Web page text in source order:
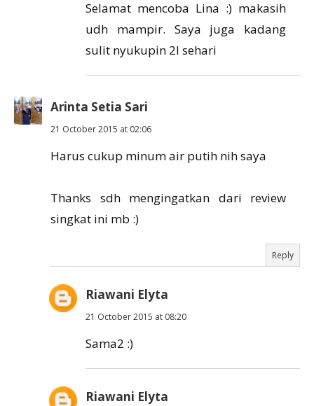
Selamat mencoba Lina :) makasih
udh mampir. Saya juga kadang
sulit nyukupin 2l sehari
Arinta Setia Sari
21 October 2015 at 02:06
Harus cukup minum air putih nih saya
Thanks sdh mengingatkan dari review
singkat ini mb :)
Reply
Riawani Elyta
21 October 2015 at 08:20
Sama2 :)
Riawani Elyta